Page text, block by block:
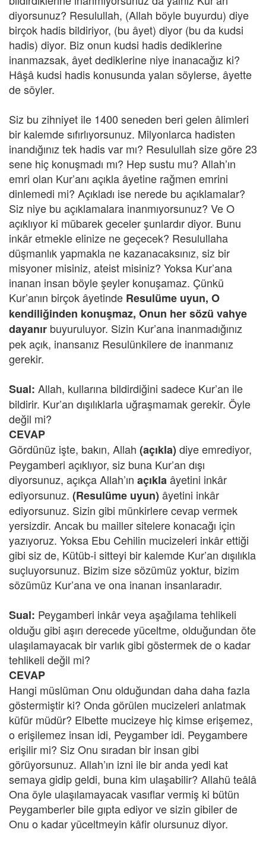
diyorsunuz? Resulullah, (Allah böyle buyurdu) diye
birçok hadis bildiriyor, (bu âyet) diyor (bu da kudsi
hadis) diyor. Biz onun kudsi hadis dediklerine
inanmazsak, âyet dediklerine niye inanacağız ki?
Hâşâ kudsi hadis konusunda yalan söylerse, âyette
de söyler.
Siz bu zihniyet ile 1400 seneden beri gelen âlimleri
bir kalemde sıfırlıyorsunuz. Milyonlarca hadisten
inandığınız tek hadis var mı? Resulullah size göre 23
sene hiç konuşmadı mı? Hep sustu mu? Allah’ın
emri olan Kur’anı açıkla âyetine rağmen emrini
dinlemedi mi? Açıkladı ise nerede bu açıklamalar?
Siz niye bu açıklamalara inanmıyorsunuz? Ve O
açıklıyor ki mübarek geceler şunlardır diyor. Bunu
inkâr etmekle elinize ne geçecek? Resulullaha
düşmanlık yapmakla ne kazanacaksınız, siz bir
misyoner misiniz, ateist misiniz? Yoksa Kur’ana
inanan insan böyle şeyler konuşamaz. Çünkü
Kur’anın birçok âyetinde Resulüme uyun, O
kendiliğinden konuşmaz, Onun her sözü vahye
dayanır buyuruluyor. Sizin Kur’ana inanmadığınız
pek açık, inansanız Resulünkilere de inanmanız
gerekir.
Sual: Allah, kullarına bildirdiğini sadece Kur’an ile
bildirir. Kur’an dışılıklarla uğraşmamak gerekir. Öyle
değil mi?
CEVAP
Gördünüz işte, bakın, Allah (açıkla) diye emrediyor,
Peygamberi açıklıyor, siz buna Kur’an dışı
diyorsunuz, açıkça Allah’ın açıklaâyetini inkâr
ediyorsunuz. (Resulüme uyun) âyetini inkâr
ediyorsunuz. Sizin gibi münkirlere cevap vermek
yersizdir. Ancak bu mailler sitelere konacağı için
yazıyoruz. Yoksa Ebu Cehilin mucizeleri inkâr ettiği
gibi siz de, Kütüb-i sitteyi bir kalemde Kur’an dışılıkla
suçluyorsunuz. Bizim size sözümüz yoktur, bizim
sözümüz Kur’ana ve ona inanan insanlaradır.
Sual: Peygamberi inkâr veya aşağılama tehlikeli
olduğu gibi aşırı derecede yüceltme, olduğundan öte
ulaşılamayacak bir varlık gibi göstermek de o kadar
tehlikeli değil mi?
CEVAP
Hangi müslüman Onu olduğundan daha daha fazla
göstermiştir ki? Onda görülen mucizeleri anlatmak
küfür müdür? Elbette mucizeye hiç kimse erişemez,
o erişilemez insan idi, Peygamber idi. Peygambere
erişilir mi? Siz Onu sıradan bir insan gibi
görüyorsunuz. Allah’ın izni ile bir anda yedi kat
semaya gidip geldi, buna kim ulaşabilir? Allahü teâlâ
Ona öyle ulaşılamayacak vasıflar vermiş ki bütün
Peygamberler bile gıpta ediyor ve sizin gibiler de
Onu o kadar yüceltmeyin kâfir olursunuz diyor.